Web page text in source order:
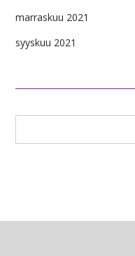
marraskuu 2021
syyskuu 2021